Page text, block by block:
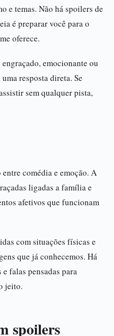
e temas. Não há spoilers de
é preparar você para o
oferece.
engraçado, emocionante ou
resposta direta. Se
sem qualquer pista,
comédia e emoção. A
ligadas a família e
afetivos que funcionam
com situações físicas e
que já conhecemos. Há
falas pensadas para
jeito.
spoilers